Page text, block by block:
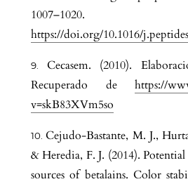
1007–1020.
https://doi.org/10.1016/
Cecasem. (2010).
Recuperado de https://
v=skB83XVm5so
Cejudo-Bastante, M. J.,
& Heredia, F. J. (2014).
sources of betalains. Color